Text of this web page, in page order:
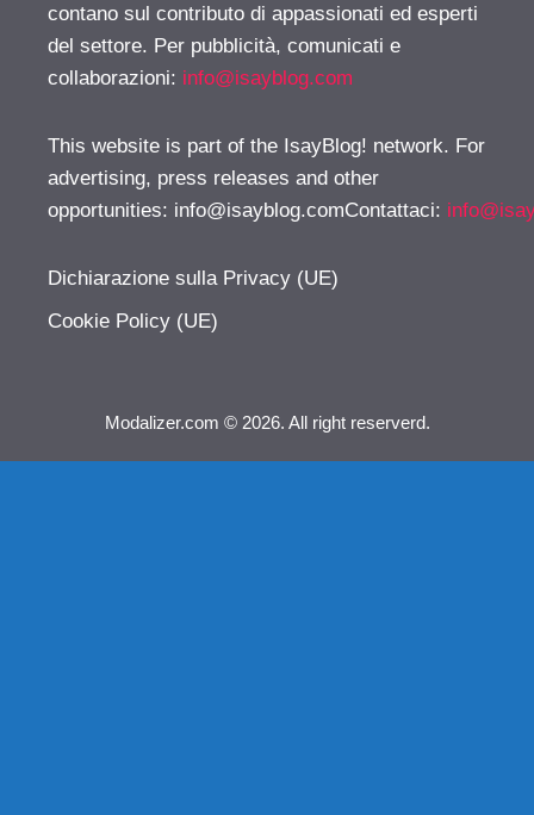
contano sul contributo di appassionati ed esperti
del settore. Per pubblicità, comunicati e
collaborazioni: info@isayblog.com
This website is part of the IsayBlog! network. For
advertising, press releases and other
opportunities: info@isayblog.comContattaci:
Dichiarazione sulla Privacy (UE)
Cookie Policy (UE)
Modalizer.com © 2026. All right reserverd.